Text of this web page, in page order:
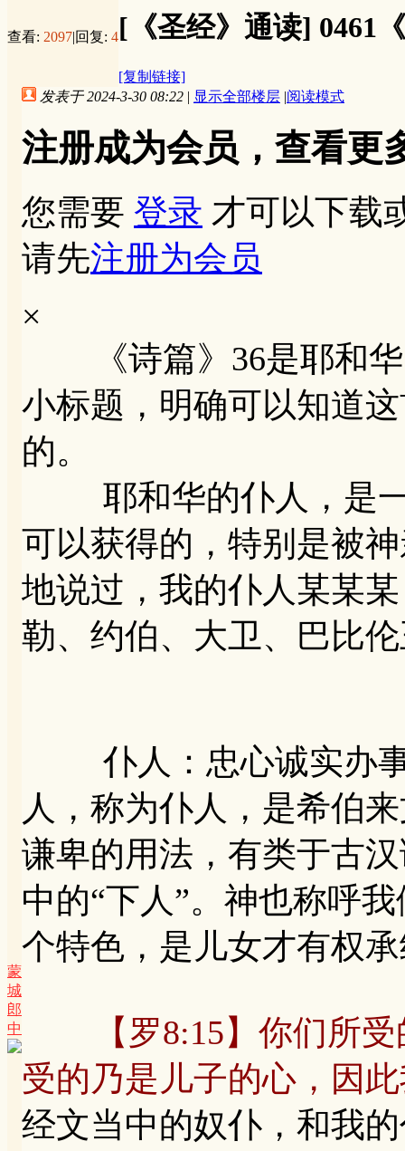
查看: 2097|回复: 4[《圣经》通读] 0461
[复制链接]
蒙
城
郎
中
发表于 2024-3-30 08:22 | 显示全部楼层 |阅读模式
注册成为会员，查看更
您需要 登录 才可以下载
请先注册为会员
×
《诗篇》36是耶和华
小标题，明确可以知道
的。
耶和华的仆人，是一
可以获得的，特别是被
地说过，我的仆人某某
勒、约伯、大卫、巴比
仆人：忠心诚实办事
人，称为仆人，是希伯
谦卑的用法，有类于古
中的“下人”。神也称呼
个特色，是儿女才有权
【罗8:15】你们所
受的乃是儿子的心，因
经文当中的奴仆，和我